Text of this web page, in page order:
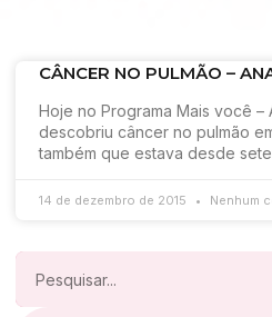
CÂNCER NO PULMÃO –
Hoje no Programa Mais você –
descobriu câncer no pulmão
também que estava desde
14 de dezembro de 2015 Nenhum